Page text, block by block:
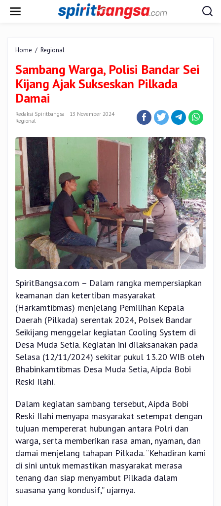
Home / Regional
Polisi
Bandar
Sei
Sukseskan
Sambang Warga, Polisi Bandar Sei
Kijang Ajak Sukseskan Pilkada
Damai
Redaksi Spiritbangsa
13 November 2024
Regional
SpiritBangsa.com – Dalam rangka mempersiapkan
keamanan dan ketertiban masyarakat
(Harkamtibmas) menjelang Pemilihan Kepala
Daerah (Pilkada) serentak 2024, Polsek Bandar
Seikijang menggelar kegiatan Cooling System di
Desa Muda Setia. Kegiatan ini dilaksanakan pada
Selasa (12/11/2024) sekitar pukul 13.20 WIB oleh
Bhabinkamtibmas Desa Muda Setia, Aipda Bobi
Reski Ilahi.
Dalam kegiatan sambang tersebut, Aipda Bobi
Reski Ilahi menyapa masyarakat setempat dengan
tujuan mempererat hubungan antara Polri dan
warga, serta memberikan rasa aman, nyaman, dan
damai menjelang tahapan Pilkada. “Kehadiran kami
di sini untuk memastikan masyarakat merasa
tenang dan siap menyambut Pilkada dalam
suasana yang kondusif,” ujarnya.